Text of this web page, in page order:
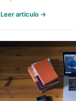
Leer artículo →